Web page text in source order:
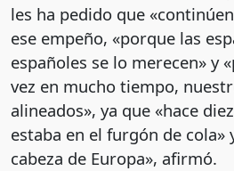
les ha pedido que
ese empeño, «porque las
españoles se lo merecen» y
vez en mucho tiempo,
alineados», ya que «hace
estaba en el furgón de cola»
cabeza de Europa», afirmó.